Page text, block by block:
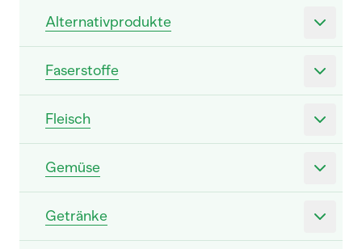
Alternativprodukte
Faserstoffe
Fleisch
Gemüse
Getränke